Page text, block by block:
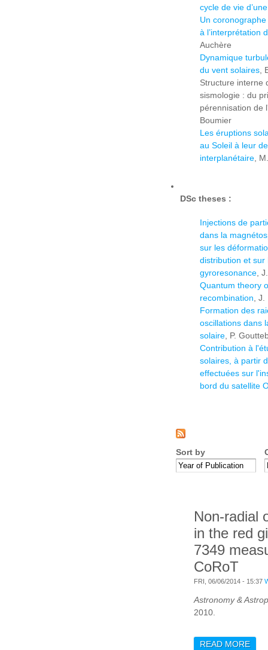
cycle de vie
Un
à l’interprétation
Auchère
Dynamique
du vent solaires ,
Structure interne
sismologie : du
pérennisation de
Boumier
Les éruptions
au Soleil à leur
interplanétaire ,
DSc theses :
Injections de
dans la
sur les
distribution et sur
gyroresonance ,
Quantum theory
recombination ,
Formation des
oscillations dans
solaire , P.
Contribution à
solaires, à partir
effectuées sur
bord du satellite
Sort by
Non-radial
in the red
7349
CoRoT
FRI, 06/06/2014 - 15:37
Astronomy &
2010.
READ MORE